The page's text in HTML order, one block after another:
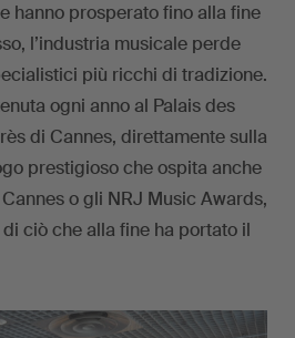
hanno prosperato fino alla fine
l’industria musicale perde
più ricchi di tradizione.
ogni anno al Palais des
di Cannes, direttamente sulla
prestigioso che ospita anche
o gli NRJ Music Awards,
ciò che alla fine ha portato il